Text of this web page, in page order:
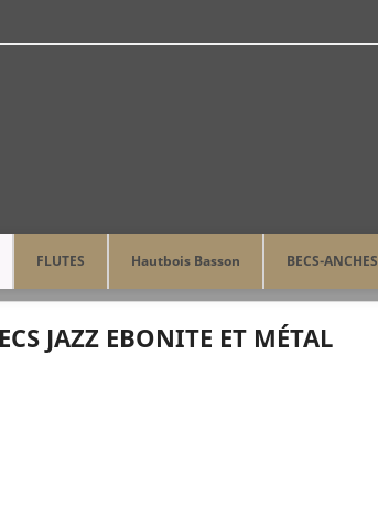
FLUTES Hautbois Basson BECS-ANCHES
et Métal
JAZZ EBONITE ET MÉTAL